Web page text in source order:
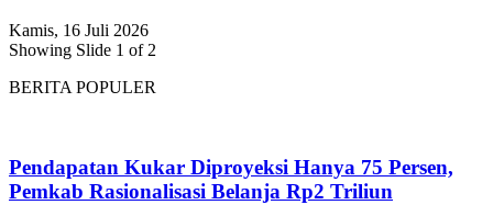
Kamis, 16 Juli 2026
Showing Slide 1 of 2
BERITA POPULER
Pendapatan Kukar Diproyeksi Hanya 75 Persen,
Pemkab Rasionalisasi Belanja Rp2 Triliun